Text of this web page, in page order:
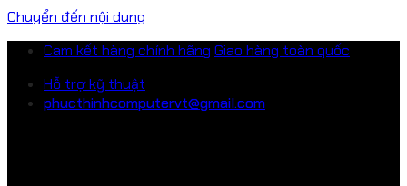
Chuyển đến nội dung
Cam kết hàng chính hãng Giao hàng toàn quốc
Hỗ trợ kỹ thuật
phucthinhcomputervt@gmail.com